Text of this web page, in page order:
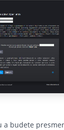
a budete